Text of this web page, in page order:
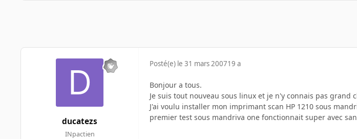
ducatezs
INpactien
Posté(e) le 31 mars 200719 a
Bonjour a tous.
Je suis tout nouveau sous linux et je n'y connais pas grand
J'ai voulu installer mon imprimant scan HP 1210 sous
premier test sous mandriva one fonctionnait super avec